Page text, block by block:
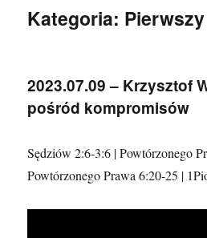
Kategoria:
2023.07.09 – Krzysztof
pośród kompromisów
Sędziów 2:6-3:6 | Powtórzonego
Powtórzonego Prawa 6:20-25 |